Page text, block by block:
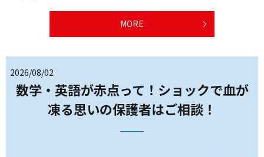
MORE
2026/08/02
数学・英語が赤点って！ショックで血が
凍る思いの保護者はご相談！